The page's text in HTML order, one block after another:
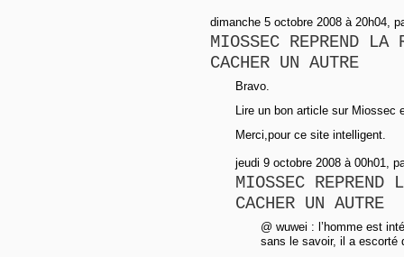
dimanche 5 octobre 2008 à 20h04,
MIOSSEC REPREND
CACHER UN AUTRE
Bravo.
Lire un bon article sur Miossec
Merci,pour ce site intelligent.
jeudi 9 octobre 2008 à 00h01,
MIOSSEC
CACHER UN AUTRE
@ wuwei : l’homme est
sans le savoir, il a escorté